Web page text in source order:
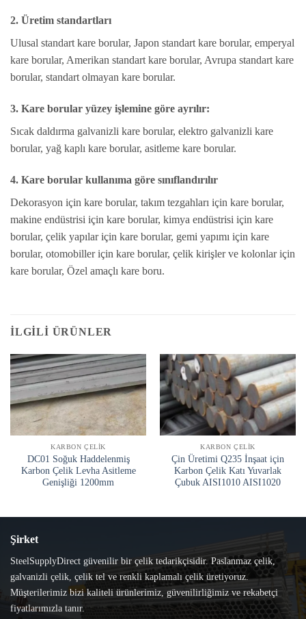
2. Üretim standartları
Ulusal standart kare borular, Japon standart kare borular, emperyal
kare borular, Amerikan standart kare borular, Avrupa standart kare
borular, standart olmayan kare borular.
3. Kare borular yüzey işlemine göre ayrılır:
Sıcak daldırma galvanizli kare borular, elektro galvanizli kare
borular, yağ kaplı kare borular, asitleme kare borular.
4. Kare borular kullanıma göre sınıflandırılır
Dekorasyon için kare borular, takım tezgahları için kare borular,
makine endüstrisi için kare borular, kimya endüstrisi için kare
borular, çelik yapılar için kare borular, gemi yapımı için kare
borular, otomobiller için kare borular, çelik kirişler ve kolonlar için
kare borular, Özel amaçlı kare boru.
İLGILI ÜRÜNLER
KARBON ÇELIK
DC01 Soğuk Haddelenmiş
Karbon Çelik Levha Asitleme
Genişliği 1200mm
KARBON ÇELIK
Çin Üretimi Q235 İnşaat için
Karbon Çelik Katı Yuvarlak
Çubuk AISI1010 AISI1020
Şirket
SteelSupplyDirect güvenilir bir çelik tedarikçisidir. Paslanmaz çelik,
galvanizli çelik, çelik tel ve renkli kaplamalı çelik üretiyoruz.
Müşterilerimiz bizi kaliteli ürünlerimiz, güvenilirliğimiz ve rekabetçi
fiyatlarımızla tanır.